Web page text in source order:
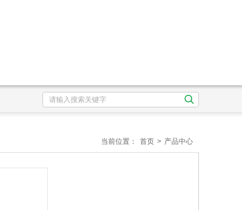
当前位置： 首页 > 产品中心